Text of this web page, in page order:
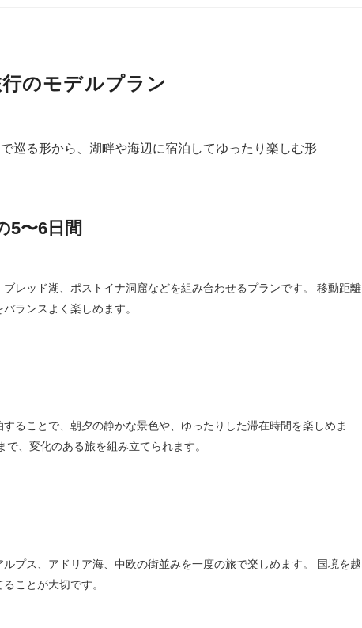
のモデルプラン
巡る形から、湖畔や海辺に宿泊してゆったり楽しむ形
5〜6日間
レッド湖、ポストイナ洞窟などを組み合わせるプランです。 移動距離
ランスよく楽しめます。
ることで、朝夕の静かな景色や、ゆったりした滞在時間を楽しめま
、変化のある旅を組み立てられます。
プス、アドリア海、中欧の街並みを一度の旅で楽しめます。 国境を越
ことが大切です。